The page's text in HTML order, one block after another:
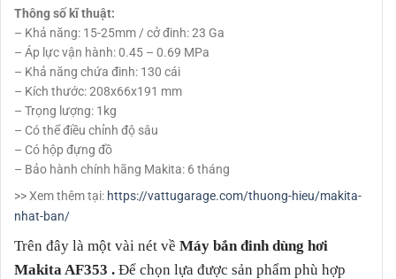
Thông số kĩ thuật:
– Khả năng: 15-25mm / cở đinh: 23 Ga
– Áp lực vận hành: 0.45 – 0.69 MPa
– Khả năng chứa đinh: 130 cái
– Kích thước: 208x66x191 mm
– Trọng lượng: 1kg
– Có thể điều chỉnh độ sâu
– Có hộp đựng đồ
– Bảo hành chính hãng Makita: 6 tháng
>> Xem thêm tại: https://vattugarage.com/thuong-hieu/makita-
nhat-ban/
Trên đây là một vài nét về Máy bắn đinh dùng hơi
Makita AF353 . Để chọn lựa được sản phẩm phù hợp